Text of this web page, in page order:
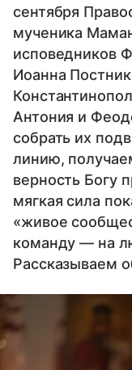
сентября
мученика
исповедников
Иоанна
Антония и
собрать их
линию,
верность Богу
мягкая сила
«живое
команду — на
Рассказываем